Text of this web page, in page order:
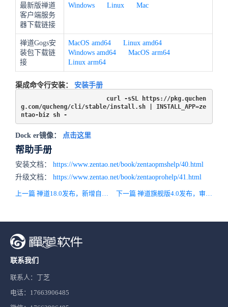
最新版禅道
客户端服务
器下载链接
Windows Linux Mac
禅道Gogs安
装包下载链
接
MacOS amd64
Linux amd64
Windows amd64
MacOS arm64
Linux arm64
渠成命令行安装： 安装手册
curl -sSL https://pkg.quchen
g.com/qucheng/cli/stable/install.sh | INSTALL_APP=ze
ntao-biz sh -
Dock er镜像： 点击这里
帮助手册
安装文档： https://www.zentao.net/book/zentaopmshelp/40.html
升级文档： https://www.zentao.net/book/zentaoprohelp/41.html
上一篇 禅道18.0发布，新增自动化测试方案、使用帮助及DevOps全新IDE风格。 下一篇 禅道旗舰版4.0发布，审批流支持增加所有类型的通知！
联系我们
联系人：丁芝
电话：17663906485